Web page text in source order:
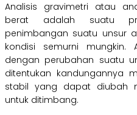
Analisis gravimetri atau
berat adalah suatu
penimbangan suatu unsur
kondisi semurni mungkin.
dengan perubahan suatu
ditentukan kandungannya
stabil yang dapat diubah
untuk ditimbang.